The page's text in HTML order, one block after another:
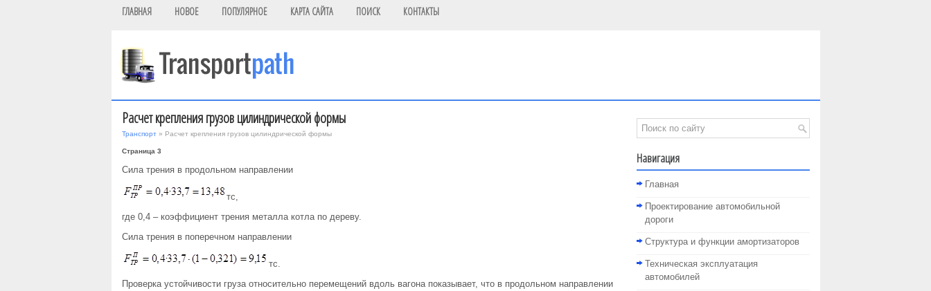
ГЛАВНАЯ НОВОЕ ПОПУЛЯРНОЕ КАРТА САЙТА ПОИСК КОНТАКТЫ
Расчет крепления грузов цилиндрической формы
Транспорт» Расчет крепления грузов цилиндрической формы
Страница 3
Сила трения в продольном направлении
тс,
где 0,4 – коэффициент трения металла котла по дереву.
Сила трения в поперечном направлении
тс.
Проверка устойчивости груза относительно перемещений вдоль вагона показывает, что в продольном направлении
Навигация
Главная
Проектирование автомобильной
дороги
Структура и функции амортизаторов
Техническая эксплуатация
автомобилей